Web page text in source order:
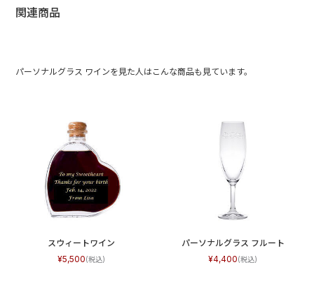
関連商品
パーソナルグラス ワインを見た人はこんな商品も見ています。
スウィートワイン
5,500
パーソナルグラス フルート
4,400